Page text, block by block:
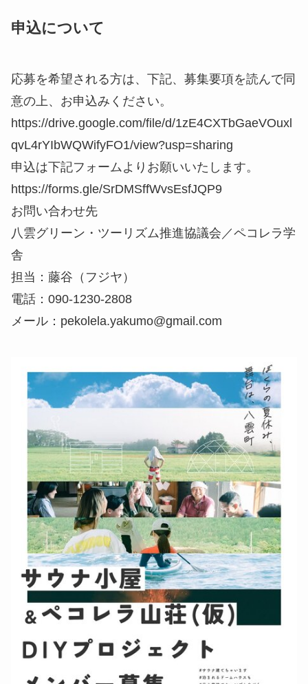
申込について
応募を希望される方は、下記、募集要項を読んで同
意の上、お申込みください。
https://drive.google.com/file/d/1zE4CXTbGaeVOuxl
qvL4rYIbWQWifyFO1/view?usp=sharing
申込は下記フォームよりお願いいたします。
https://forms.gle/SrDMSffWvsEsfJQP9
お問い合わせ先
八雲グリーン・ツーリズム推進協議会／ペコレラ学
舎
担当：藤谷（フジヤ）
電話：090-1230-2808
メール：pekolela.yakumo@gmail.com